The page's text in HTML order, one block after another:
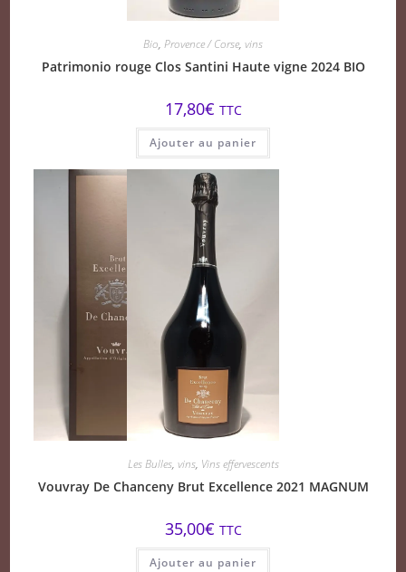
Bio, Provence / Corse, vins
Patrimonio rouge Clos Santini Haute vigne 2024 BIO
17,80€ TTC
Ajouter au panier
Les Bulles, vins, Vins effervescents
Vouvray De Chanceny Brut Excellence 2021 MAGNUM
35,00€ TTC
Ajouter au panier